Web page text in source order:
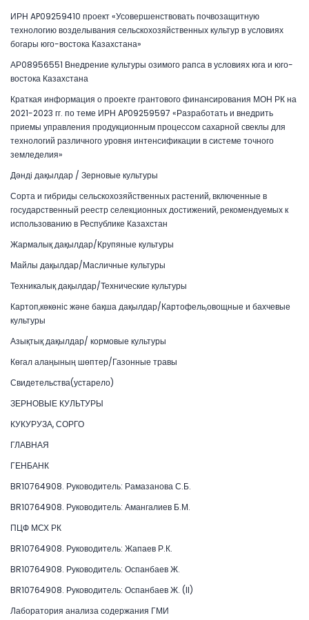
ИРН AP09259410 проект «Усовершенствовать почвозащитную
технологию возделывания сельскохозяйственных культур в условиях
богары юго-востока Казахстана»
АР08956551 Внедрение культуры озимого рапса в условиях юга и юго-
востока Казахстана
Краткая информация о проекте грантового финансирования МОН РК на
2021-2023 гг. по теме ИРН AP09259597 «Разработать и внедрить
приемы управления продукционным процессом сахарной свеклы для
технологий различного уровня интенсификации в системе точного
земледелия»
Дәнді дақылдар / Зерновые культуры
Сорта и гибриды сельскохозяйственных растений, включенные в
государственный реестр селекционных достижений, рекомендуемых к
использованию в Республике Казахстан
Жармалық дақылдар/Крупяные культуры
Майлы дақылдар/Масличные культуры
Техникалық дақылдар/Технические культуры
Картоп,көкөніс және бақша дақылдар/Картофель,овощные и бахчевые
культуры
Азықтық дақылдар/ кормовые культуры
Көгал алаңының шөптер/Газонные травы
Свидетельства(устарело)
ЗЕРНОВЫЕ КУЛЬТУРЫ
КУКУРУЗА, СОРГО
ГЛАВНАЯ
ГЕНБАНК
BR10764908. Руководитель: Рамазанова С.Б.
BR10764908. Руководитель: Амангалиев Б.М.
ПЦФ МСХ РК
BR10764908. Руководитель: Жапаев Р.К.
BR10764908. Руководитель: Оспанбаев Ж.
BR10764908. Руководитель: Оспанбаев Ж. (II)
Лаборатория анализа содержания ГМИ